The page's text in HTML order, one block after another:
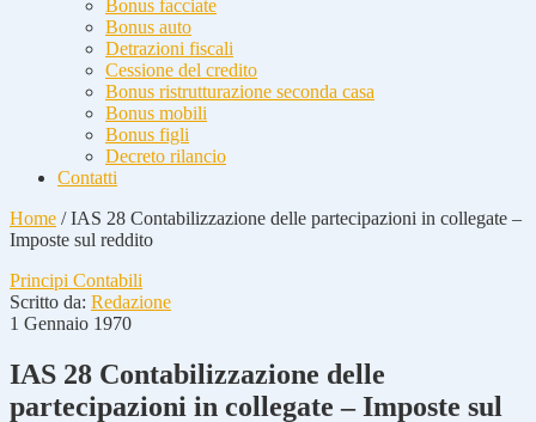
Bonus facciate
Bonus auto
Detrazioni fiscali
Cessione del credito
Bonus ristrutturazione seconda casa
Bonus mobili
Bonus figli
Decreto rilancio
Contatti
Home /IAS 28 Contabilizzazione delle partecipazioni in collegate –
Imposte sul reddito
Principi Contabili
Scritto da: Redazione
1 Gennaio 1970
IAS 28 Contabilizzazione delle
partecipazioni in collegate – Imposte sul